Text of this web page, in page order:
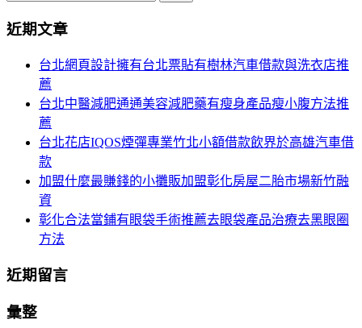
頁
關
近期文章
台北網頁設計擁有台北票貼有樹林汽車借款與洗衣店推
薦
台北中醫減肥通通美容減肥藥有瘦身產品瘦小腹方法推
薦
台北花店IQOS煙彈專業竹北小額借款飲界於高雄汽車借
款
加盟什麼最賺錢的小攤販加盟彰化房屋二胎市場新竹融
資
彰化合法當鋪有眼袋手術推薦去眼袋產品治療去黑眼圈
方法
近期留言
彙整